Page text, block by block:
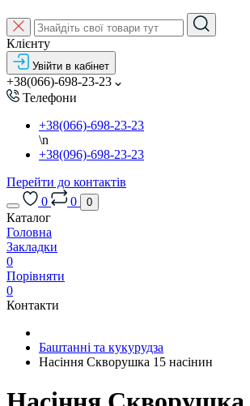
Клієнту
Увійти в кабінет
+38(066)-698-23-23
Телефони
+38(066)-698-23-23
\n
+38(096)-698-23-23
Перейти до контактів
0
0 0
Каталог
Головна
Закладки
0
Порівняти
0
Контакти
Баштанні та кукурудза
Насіння Скворушка 15 насінин